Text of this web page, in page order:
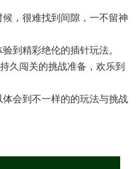
，很难找到间隙，一不留神
到精彩绝伦的插针玩法。
久闯关的挑战准备，欢乐到
会到不一样的的玩法与挑战